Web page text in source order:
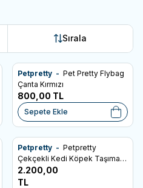
Sırala
Favorilere Ekle
Petpretty - Pet Pretty Flybag
Çanta Kırmızı
800,00 TL
Sepete Ekle
Favorilere Ekle
Petpretty - Petpretty
Çekçekli Kedi Köpek Taşıma
Çantası Kırmızı
2.200,00
TL